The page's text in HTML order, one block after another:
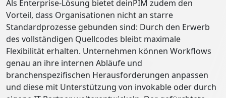
Als Enterprise-Lösung bietet deinPIM zudem den
Vorteil, dass Organisationen nicht an starre
Standardprozesse gebunden sind: Durch den Erwerb
des vollständigen Quellcodes bleibt maximale
Flexibilität erhalten. Unternehmen können Workflows
genau an ihre internen Abläufe und
branchenspezifischen Herausforderungen anpassen
und diese mit Unterstützung von invokable oder durch